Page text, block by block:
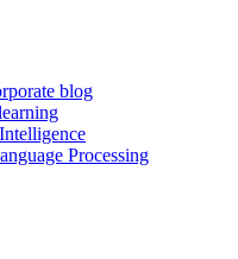
blog
Processing